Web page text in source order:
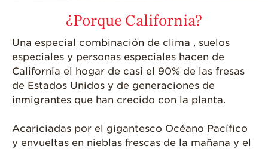
Historias de
Agricultores
Historias de
Agricultores de
Fresa
Historias de
Trabajadores
Seguridad de
Fresas y COVID-19
¿Porque California?
Una especial combinación de clima , suelos
especiales y personas especiales hacen de
California el hogar de casi el 90% de las fresas
de Estados Unidos y de generaciones de
inmigrantes que han crecido con la planta.
Acariciadas por el gigantesco Océano Pacífico
y envueltas en nieblas frescas de la mañana y el